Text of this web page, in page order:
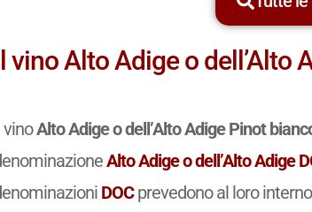
vino Alto Adige o dell’Alto
vinoAlto Adige o dell’Alto Adige Pinot
Alto Adige o dell’Alto Adige
DOCprevedono al loro